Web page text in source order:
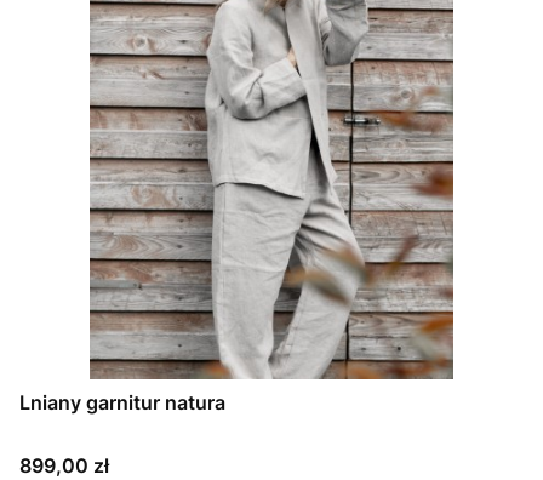
Lniany garnitur natura
Cena
899,00 zł